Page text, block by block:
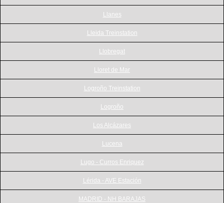
Llanes
Lleida Treinstation
Llobregat
Lloret de Mar
Logroño Treinstation
Logroño
Los Alcázares
Lucena
Lugo - Curros Enriquez
Lérida - AVE Estación
MADRID - NH BARAJAS